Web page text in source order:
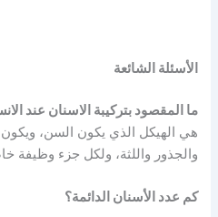
الأسئلة الشائعة
ما المقصود بتركيبة الاسنان عند
هي الهيكل الذي يكون السن، ويكون
والجذور واللثة، ولكل جزء وظيفة
كم عدد الأسنان الدائمة؟